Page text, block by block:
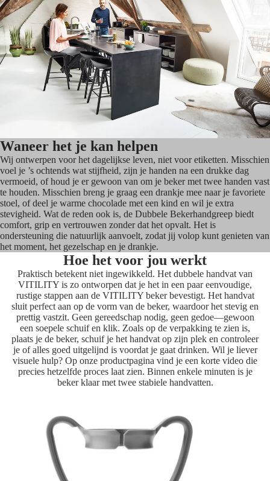
Waneer het je kan helpen
Wij ontwerpen voor het dagelijkse leven, niet voor etiketten. Misschien
voel je ’s ochtends wat stijfheid, zijn je handen na een drukke dag
vermoeid, of houd je er gewoon van om je beker met twee handen vast
te houden. Misschien breng je graag een drankje mee naar je favoriete
stoel, of deel je warme chocolade met een kind en wil je extra
stevigheid. Wat de reden ook is, de Dubbele Bekerhandgreep biedt
comfort, grip en vertrouwen zonder dat het opvalt. Het is
ondersteuning die natuurlijk aanvoelt, zodat jij volop kunt genieten van
het moment, het gezelschap en je drankje.
Hoe het voor jou werkt
Praktisch betekent niet ingewikkeld. Het dubbele handvat van
VITILITY is zo ontworpen dat je het in een paar eenvoudige,
rustige stappen aan de VITILITY beker bevestigt. Het handvat
sluit perfect aan op de vorm van de beker, waardoor het stevig en
prettig vastzit. Geen gereedschap nodig, geen gedoe—gewoon
een soepele schuif en klik. Zoals op de verpakking te zien is,
plaats je de beker, schuif je het handvat op zijn plek en controleer
je of alles goed uitgelijnd is voordat je gaat drinken. Wil je liever
visuele hulp? Op onze productpagina vind je een korte video die
precies hetzelfde proces laat zien. Binnen enkele minuten is je
beker klaar met twee stabiele handvatten.